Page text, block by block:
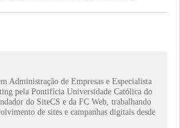
Administração de Empresas e Especialista
pela Pontifícia Universidade Católica do
do SiteCS e da FC Web, trabalhando
de sites e campanhas digitais desde